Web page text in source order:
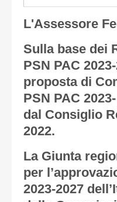
L'Assessore
Sulla base dei
PSN PAC
proposta di
PSN PAC
dal Consiglio
2022.
La Giunta
per
2023-2027